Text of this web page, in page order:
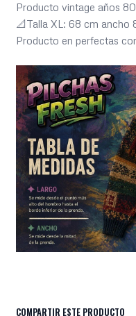
Producto vintage años
📐Talla XL: 68 cm ancho
Producto en perfectas
COMPARTIR ESTE PRODUCTO